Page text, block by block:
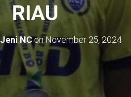
RIAU
Jeni NConNovember 25, 2024